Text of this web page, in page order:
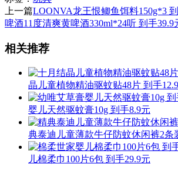
上一篇LOONVA龙王恨鲫鱼饵料150g*3
啤酒11度清爽黄啤酒330ml*24听 到手39.9
相关推荐
晶儿童植物精油驱蚊贴48片 到手
婴儿天然驱蚊膏10g 到手8.9元
典泰迪儿童薄款牛仔防蚊休闲裤2条
儿棉柔巾100片6包 到手29.9元